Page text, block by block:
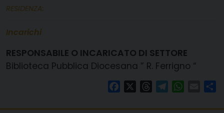
RESIDENZA:
Incarichi
RESPONSABILE O INCARICATO DI SETTORE
Biblioteca Pubblica Diocesana ” R. Ferrigno “
FacebookThreadsTelegram Email